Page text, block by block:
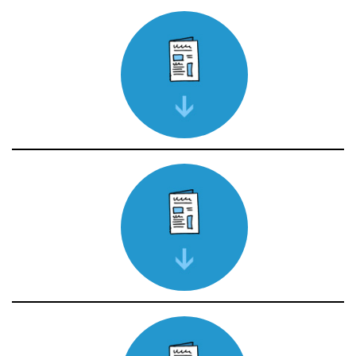
Avril 2026
Télécharger le journal
Mars 2026
Télécharger le journal